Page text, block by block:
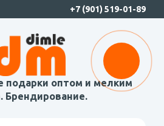
+7 (901) 519-01-89
подарки оптом и мелким
Брендирование.